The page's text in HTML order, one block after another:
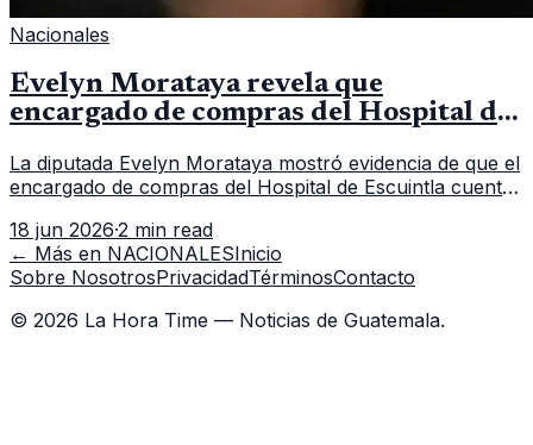
Nacionales
Evelyn Morataya revela que
encargado de compras del Hospital de
La diputada Evelyn Morataya mostró evidencia de que el
encargado de compras del Hospital de Escuintla cuenta
capacitación en la capital.
18 jun 2026·2 min read
← Más en NACIONALESInicio
Sobre NosotrosPrivacidadTérminosContacto
© 2026 La Hora Time — Noticias de Guatemala.